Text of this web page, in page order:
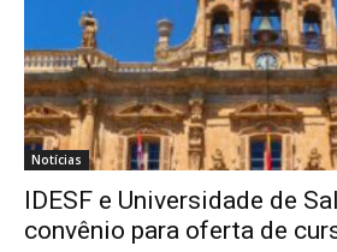
Notícias
IDESF e Universidade de
convênio para oferta de